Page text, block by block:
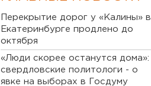
Перекрытие дорог у «Калины» в
Екатеринбурге продлено до
октября
«Люди скорее останутся дома»:
свердловские политологи - о
явке на выборах в Госдуму